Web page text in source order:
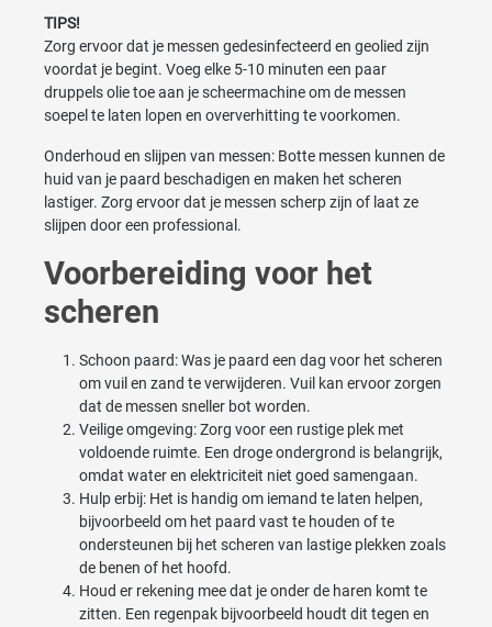
TIPS!
Zorg ervoor dat je messen gedesinfecteerd en geolied zijn
voordat je begint. Voeg elke 5-10 minuten een paar
druppels olie toe aan je scheermachine om de messen
soepel te laten lopen en oververhitting te voorkomen.
Onderhoud en slijpen van messen: Botte messen kunnen de
huid van je paard beschadigen en maken het scheren
lastiger. Zorg ervoor dat je messen scherp zijn of laat ze
slijpen door een professional.
Voorbereiding voor het
scheren
Schoon paard: Was je paard een dag voor het scheren
om vuil en zand te verwijderen. Vuil kan ervoor zorgen
dat de messen sneller bot worden.
Veilige omgeving: Zorg voor een rustige plek met
voldoende ruimte. Een droge ondergrond is belangrijk,
omdat water en elektriciteit niet goed samengaan.
Hulp erbij: Het is handig om iemand te laten helpen,
bijvoorbeeld om het paard vast te houden of te
ondersteunen bij het scheren van lastige plekken zoals
de benen of het hoofd.
Houd er rekening mee dat je onder de haren komt te
zitten. Een regenpak bijvoorbeeld houdt dit tegen en